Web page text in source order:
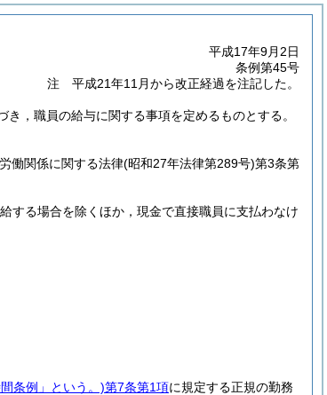
平成17年9月2日
条例第45号
注 平成21年11月から改正経過を注記した。
き，職員の給与に関する事項を定めるものとする。
働関係に関する法律(昭和27年法律第289号)第3条第
する場合を除くほか，現金で直接職員に支払わなけ
条例」という。)第7条第1項に規定する正規の勤務